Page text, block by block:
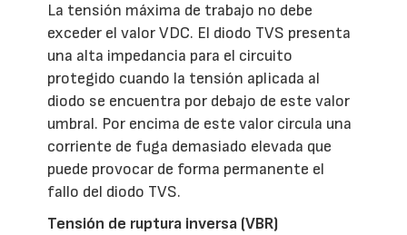
La tensión máxima de trabajo no debe
exceder el valor VDC. El diodo TVS presenta
una alta impedancia para el circuito
protegido cuando la tensión aplicada al
diodo se encuentra por debajo de este valor
umbral. Por encima de este valor circula una
corriente de fuga demasiado elevada que
puede provocar de forma permanente el
fallo del diodo TVS.
Tensión de ruptura inversa (VBR)